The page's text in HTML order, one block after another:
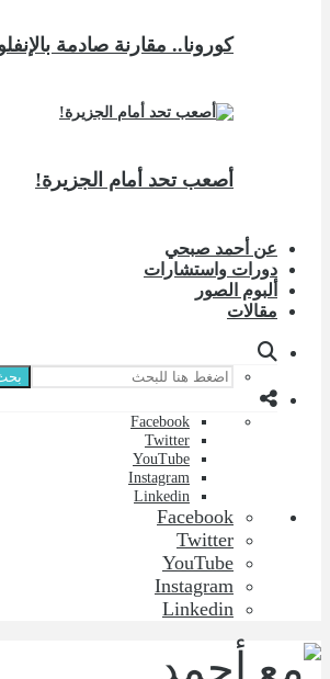
كورونا.. مقارنة صادمة
أصعب تحد أمام الجزيرة!
عن أحمد صبحي
دورات واستشارات
ألبوم الصور
مقالات
Facebook
Twitter
YouTube
Instagram
Linkedin
Facebook
Twitter
YouTube
Instagram
Linkedin